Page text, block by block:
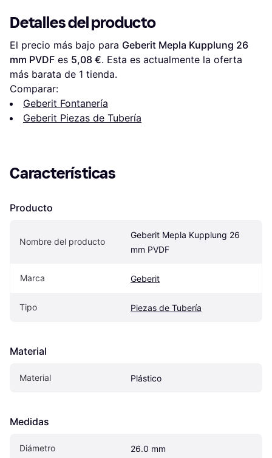
Detalles del producto
El precio más bajo para Geberit Mepla Kupplung 26
mm PVDF es 5,08 €. Esta es actualmente la oferta
más barata de 1 tienda.
Comparar:
Geberit Fontanería
Geberit Piezas de Tubería
Características
Producto
Nombre del producto
Geberit Mepla Kupplung 26
mm PVDF
Marca Geberit
Tipo Piezas de Tubería
Material
Material Plástico
Medidas
Diámetro 26.0 mm